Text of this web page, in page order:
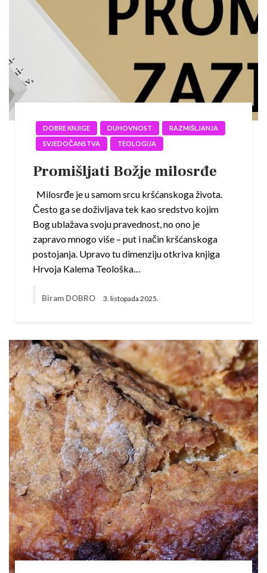
DOBRE KNJIGE DUHOVNOST
RAZMIŠLJANJA
SVJEDOČANSTVA
TEOLOGIJA
Promišljati Božje milosrđe
Milosrđe je u samom srcu kršćanskoga života.
Često ga se doživljava tek kao sredstvo kojim
Bog ublažava svoju pravednost, no ono je
zapravo mnogo više – put i način kršćanskoga
postojanja. Upravo tu dimenziju otkriva knjiga
Hrvoja Kalema Teološka…
Biram DOBRO 3. listopada 2025.